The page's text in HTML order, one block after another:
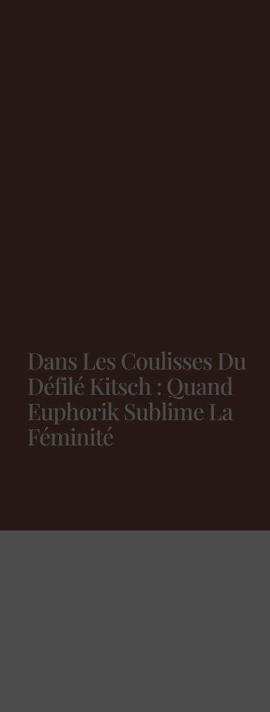
Dans Les Coulisses Du
Défilé Kitsch : Quand
Euphorik Sublime La
Féminité